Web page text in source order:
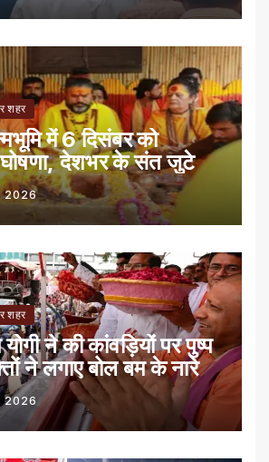
शहर
में 6 दिसंबर को
घोषणा, देशभर के संत जुटे
2026
शहर
ने की कांवड़ियों पर पुष्प
ने लगाए बोल बम के नारे
2026